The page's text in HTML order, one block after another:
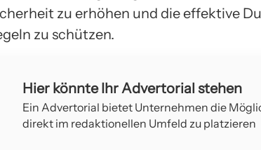
zu erhöhen und die effektive
zu schützen.
Hier könnte Ihr Advertorial stehen
Ein Advertorial bietet Unternehmen die
direkt im redaktionellen Umfeld zu platzieren